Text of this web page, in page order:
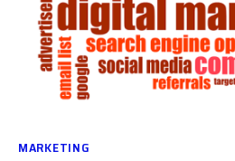
MARKETING